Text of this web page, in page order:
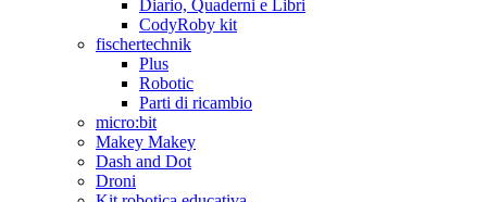
Diario, Quaderni e Libri
CodyRoby kit
fischertechnik
Plus
Robotic
Parti di ricambio
micro:bit
Makey Makey
Dash and Dot
Droni